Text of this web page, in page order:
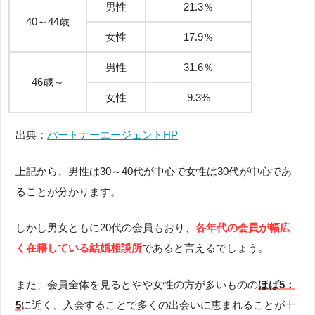
40～44歳
男性 21.3％
女性 17.9％
46歳～
男性 31.6％
女性 9.3%
出典：パートナーエージェントHP
上記から、男性は30～40代が中心で女性は30代が中心であ
ることが分かります。
しかし男女ともに20代の会員もおり、各年代の会員が幅広
く在籍している結婚相談所であると言えるでしょう。
また、会員全体を見るとやや女性の方が多いもののほば5：
5に近く、入会することで多くの出会いに恵まれることが十